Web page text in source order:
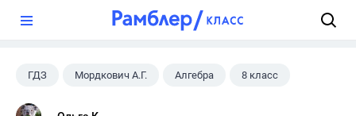
ГДЗ Мордкович А.Г. Алгебра 8 класс